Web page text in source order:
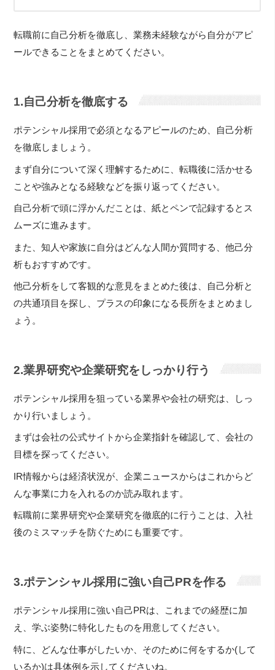
転職前に自己分析を徹底し、業務未経験ながら自分がアピ
ールできることをまとめてください。
1.自己分析を徹底する
ポテンシャル採用で必須となるアピールのため、自己分析
を徹底しましょう。
まず自分について深く理解するために、転職後に活かせる
ことや強みとなる経験などを振り返ってください。
自己分析で頭に浮かんだことは、紙とペンで記録するとス
ムーズに進みます。
また、知人や家族に自分はどんな人間か質問する、他己分
析もおすすめです。
他己分析をして客観的な意見をまとめた後は、自己分析と
の共通項目を探し、プラスの印象になる長所をまとめまし
ょう。
2.業界研究や企業研究をしっかり行う
ポテンシャル採用を狙っている業界や会社の研究は、しっ
かり行いましょう。
まずは会社の公式サイトから企業指針を確認して、会社の
目標を探ってください。
IR情報からは経済状況が、企業ニュースからはこれからど
んな事業に力を入れるのか読み取れます。
転職前に業界研究や企業研究を徹底的に行うことは、入社
後のミスマッチを防ぐためにも重要です。
3.ポテンシャル採用に強い自己PRを作る
ポテンシャル採用に強い自己PRは、これまでの経歴に加
え、学ぶ姿勢に特化したものを用意してください。
特に、どんな仕事がしたいか、そのために何をするか(して
いるか)は具体例を示してくださいね。